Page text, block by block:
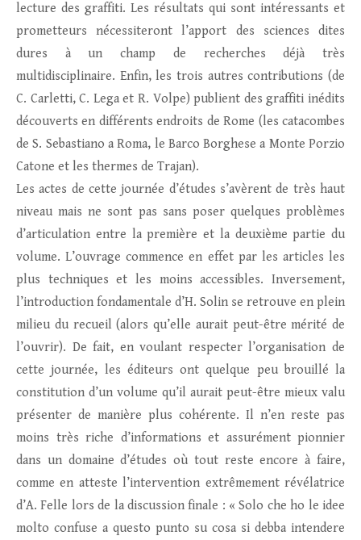
lecture des graffiti. Les résultats qui sont intéressants et
prometteurs nécessiteront l’apport des sciences dites
dures à un champ de recherches déjà très
multidisciplinaire. Enfin, les trois autres contributions (de
C. Carletti, C. Lega et R. Volpe) publient des graffiti inédits
découverts en différents endroits de Rome (les catacombes
de S. Sebastiano a Roma, le Barco Borghese a Monte Porzio
Catone et les thermes de Trajan).
Les actes de cette journée d’études s’avèrent de très haut
niveau mais ne sont pas sans poser quelques problèmes
d’articulation entre la première et la deuxième partie du
volume. L’ouvrage commence en effet par les articles les
plus techniques et les moins accessibles. Inversement,
l’introduction fondamentale d’H. Solin se retrouve en plein
milieu du recueil (alors qu’elle aurait peut-être mérité de
l’ouvrir). De fait, en voulant respecter l’organisation de
cette journée, les éditeurs ont quelque peu brouillé la
constitution d’un volume qu’il aurait peut-être mieux valu
présenter de manière plus cohérente. Il n’en reste pas
moins très riche d’informations et assurément pionnier
dans un domaine d’études où tout reste encore à faire,
comme en atteste l’intervention extrêmement révélatrice
d’A. Felle lors de la discussion finale : « Solo che ho le idee
molto confuse a questo punto su cosa si debba intendere